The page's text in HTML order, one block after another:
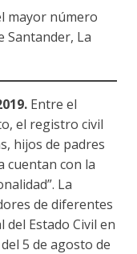
mayor número
Santander, La
Entre el
el registro civil
hijos de padres
cuentan con la
La
de diferentes
del Estado Civil en
5 de agosto de